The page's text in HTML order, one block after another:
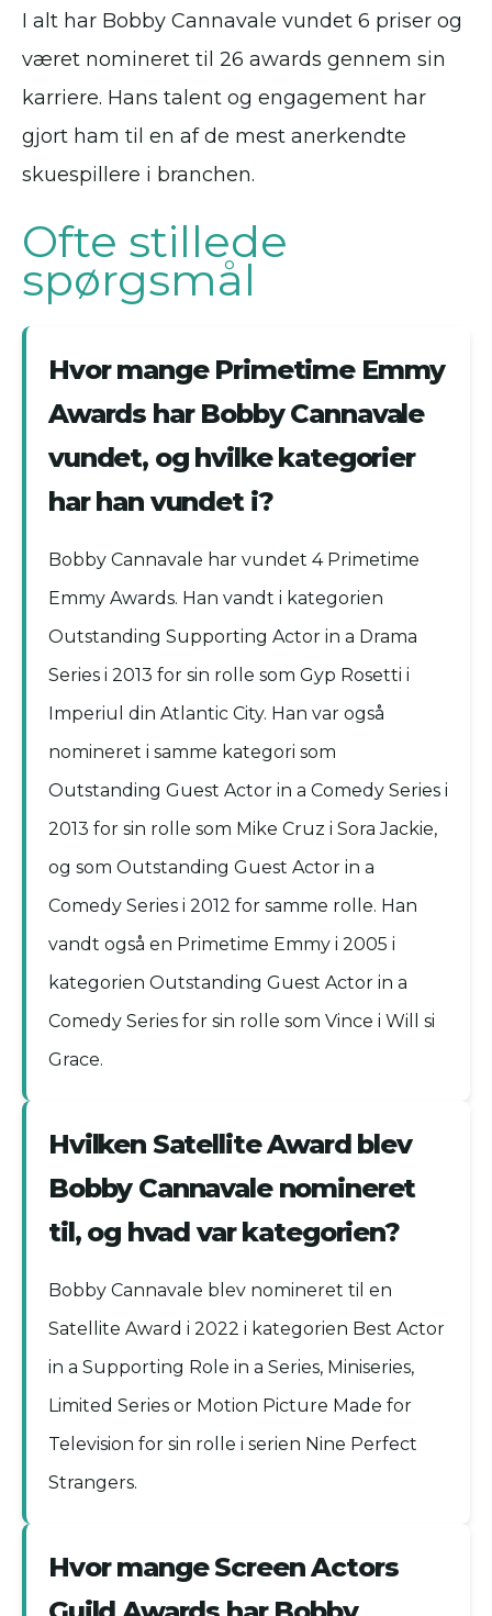
I alt har Bobby Cannavale vundet 6 priser og
været nomineret til 26 awards gennem sin
karriere. Hans talent og engagement har
gjort ham til en af de mest anerkendte
skuespillere i branchen.
Ofte stillede
spørgsmål
Hvor mange Primetime Emmy
Awards har Bobby Cannavale
vundet, og hvilke kategorier
har han vundet i?
Bobby Cannavale har vundet 4 Primetime
Emmy Awards. Han vandt i kategorien
Outstanding Supporting Actor in a Drama
Series i 2013 for sin rolle som Gyp Rosetti i
Imperiul din Atlantic City. Han var også
nomineret i samme kategori som
Outstanding Guest Actor in a Comedy Series i
2013 for sin rolle som Mike Cruz i Sora Jackie,
og som Outstanding Guest Actor in a
Comedy Series i 2012 for samme rolle. Han
vandt også en Primetime Emmy i 2005 i
kategorien Outstanding Guest Actor in a
Comedy Series for sin rolle som Vince i Will si
Grace.
Hvilken Satellite Award blev
Bobby Cannavale nomineret
til, og hvad var kategorien?
Bobby Cannavale blev nomineret til en
Satellite Award i 2022 i kategorien Best Actor
in a Supporting Role in a Series, Miniseries,
Limited Series or Motion Picture Made for
Television for sin rolle i serien Nine Perfect
Strangers.
Hvor mange Screen Actors